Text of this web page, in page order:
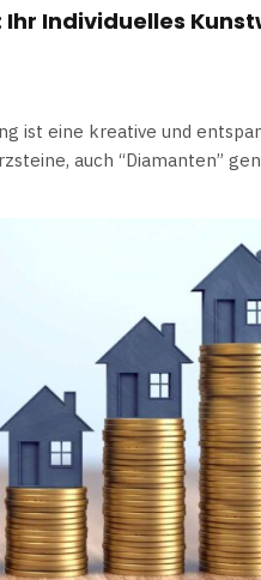
Individuelles
ist eine kreative und
auch “Diamanten”